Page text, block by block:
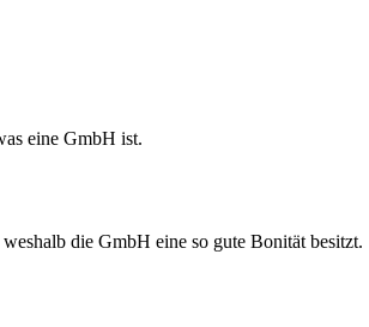
eine GmbH ist.
die GmbH eine so gute Bonität besitzt.